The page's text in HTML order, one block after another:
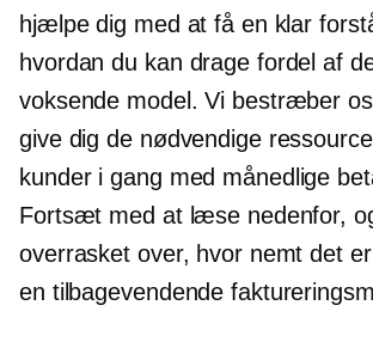
hjælpe dig med at få en klar
hvordan du kan drage fordel af
voksende model. Vi bestræber
give dig de nødvendige
kunder i gang med månedlige
Fortsæt med at læse nedenfor,
overrasket over, hvor nemt det
en tilbagevendende